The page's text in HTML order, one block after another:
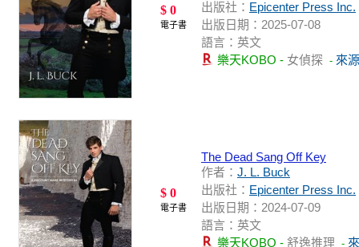
$ 0
電子書
出版社： Epicenter Press Inc.
出版日期：2025-07-08
語言：英文
樂天KOBO - 女偵探 - 來
$ 0
電子書
The Dead Sang Off Key
作者： J. L. Buck
出版社： Epicenter Press Inc.
出版日期：2024-07-09
語言：英文
樂天KOBO - 舒逸推理 -